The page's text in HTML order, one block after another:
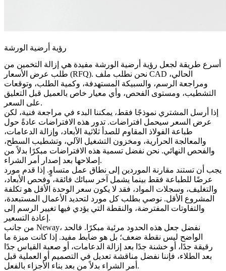
رؤية أرضية الورشة
أسرع طريقة لجعل رؤية أرضية الورشة مفيدة هي إزالة التخمين من
طلب عرض الأسعار (RFQ). نحن نطلب ملف CAD الحالي،
ومراجعة الرسم، والسبيكة المستهدفة، وكمية الطلب، وتوقعات
التشطيب، ومستوى الفحص، وأي معيار خاص بالعميل قبل التعليق
على السعر.
إذا أرسل المشتري نموذجًا فقط، يمكننا البدء في مراجعة فنية، لكن
عرض السعر سيحمل افتراضات. تدور هذه الافتراضات عادةً حول
طباعة الفولاذ المقاوم للصدأ ثلاثية الأبعاد، وإزالة الدعامات،
والمعالجة الحرارية، ومخزون التشغيل الآلي، وتشطيب السطح،
والفحص النهائي. نحن نفضل تسمية هذه الافتراضات مبكرًا بدلاً من
إصلاحها بعد إصدار أمر الشراء.
يجب أن تستند مقارنة الموردين إلى نطاق عمل متساوٍ. إذا قدم مورد
عرضًا للطباعة فقط بينما يشمل آخر سبائك فائقة، وفحص الأبعاد،
والتغليف، وسجلات المواد، فقد لا يكون سعر الوحدة الأقل هو تكلفة
المشروع الأقل. نوصي بطلب كل مورد لتحديد الأعمال المستبعدة،
والتفاوتات المفترضة، والنقطة التي يؤدي فيها تغيير الرسم إلى
إعادة التسعير.
من جانب Neway، نفضل جعل هذه الحدود مرئية مبكرًا. فالحد
الواضح ليس نقطة ضعف؛ بل هو ضابط مفيد. إذا كانت ميزة ما
رقيقة جدًا، أو خشنة جدًا بعد إزالة الدعامات، أو صعبة القياس جدًا
بعد الطلاء، فإننا نفضل مناقشة تعديل في التصميم أو العملية قبل
أمر الشراء بدلاً من بعد بناء الأجزاء بالفعل.